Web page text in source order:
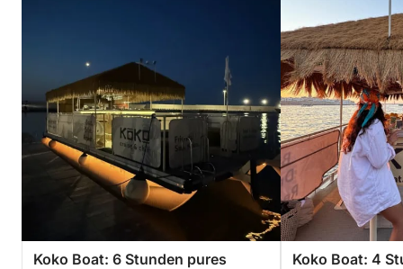
Koko Boat: 6 Stunden pures
Koko Boat: 4